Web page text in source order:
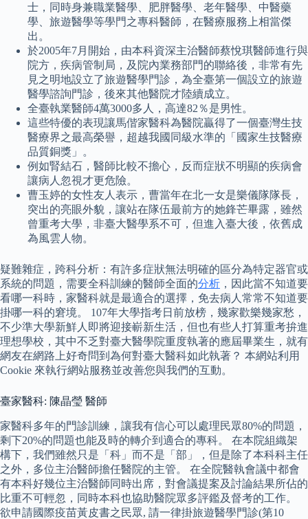
士，同時身兼職業醫學、肥胖醫學、老年醫學、中醫藥
學、旅遊醫學等學門之專科醫師，在醫療服務上相當傑
出。
於2005年7月開始，由本科資深主治醫師蔡悅琪醫師進行與
院方，疾病管制局，及院內業務部門的聯絡後，非常有先
見之明地設立了旅遊醫學門診，為全臺第一個設立的旅遊
醫學諮詢門診，後來其他醫院才陸續成立。
全臺執業醫師4萬3000多人，高達82％是男性。
這些特優的表現讓馬偕家醫科為醫院贏得了一個臺灣生技
醫療界之最高榮譽，超越我國同級水準的「國家生技醫療
品質銅獎」。
例如腎結石，醫師比較不擔心，反而症狀不明顯的疾病會
讓病人忽視才更危險。
曹玉婷的女性友人表示，曹當年在北一女是樂儀隊隊長，
突出的亮眼外貌，讓站在隊伍最前方的她鋒芒畢露，雖然
曾重考大學，非臺大醫學系不可，但進入臺大後，依舊成
為風雲人物。
疑難雜症，跨科分析：有許多症狀無法明確的區分為特定器官或
系統的問題，需要全科訓練的醫師全面的分析 ，因此當不知道要
看哪一科時，家醫科就是最適合的選擇，免去病人常常不知道要
掛哪一科的窘境。 107年大學指考日前放榜，幾家歡樂幾家愁，
不少準大學新鮮人即將迎接嶄新生活，但也有些人打算重考拚進
理想學校，其中不乏對臺大醫學院重度執著的應屆畢業生，就有
網友在網路上好奇問到為何對臺大醫科如此執著？ 本網站利用
Cookie 來執行網站服務並改善您與我們的互動。
臺家醫科: 陳晶瑩 醫師
家醫科多年的門診訓練，讓我有信心可以處理民眾80%的問題，
剩下20%的問題也能及時的轉介到適合的專科。 在本院組織架
構下，我們雖然只是「科」而不是「部」，但是除了本科科主任
之外，多位主治醫師擔任醫院的主管。 在全院醫執會議中都會
有本科好幾位主治醫師同時出席，對會議提案及討論結果所佔的
比重不可輕忽，同時本科也協助醫院眾多評鑑及督考的工作。
欲申請國際疫苗黃皮書之民眾, 請一律掛旅遊醫學門診(第10